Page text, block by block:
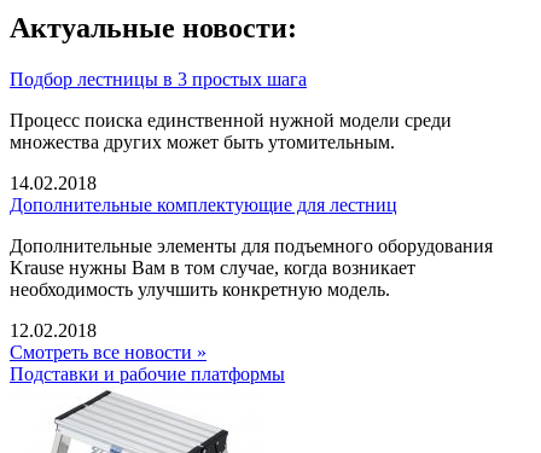
Актуальные новости:
Подбор лестницы в 3 простых шага
Процесс поиска единственной нужной модели среди
множества других может быть утомительным.
14.02.2018
Дополнительные комплектующие для лестниц
Дополнительные элементы для подъемного оборудования
Krause нужны Вам в том случае, когда возникает
необходимость улучшить конкретную модель.
12.02.2018
Смотреть все новости »
Подставки и рабочие платформы